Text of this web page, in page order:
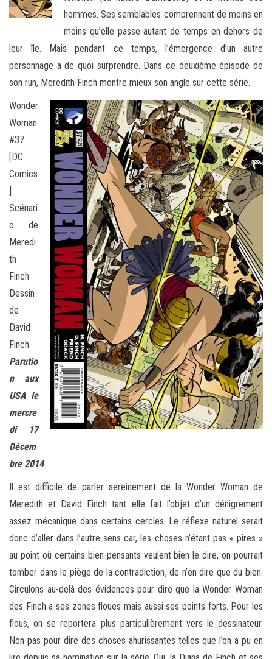
hommes. Ses semblables comprennent de moins en
moins qu’elle passe autant de temps en dehors de
leur île. Mais pendant ce temps, l’émergence d’un autre
personnage a de quoi surprendre. Dans ce deuxième épisode de
son run, Meredith Finch montre mieux son angle sur cette série.
Wonder
Woman
#37
[DC
Comics
]
Scénari
o de
Meredi
th
Finch
Dessin
de
David
Finch
Parutio
n aux
USA le
mercre
di 17
Décem
bre 2014
Il est difficile de parler sereinement de la Wonder Woman de
Meredith et David Finch tant elle fait l’objet d’un dénigrement
assez mécanique dans certains cercles. Le réflexe naturel serait
donc d’aller dans l’autre sens car, les choses n’étant pas « pires »
au point où certains bien-pensants veulent bien le dire, on pourrait
tomber dans le piège de la contradiction, de n’en dire que du bien.
Circulons au-delà des évidences pour dire que la Wonder Woman
des Finch a ses zones floues mais aussi ses points forts. Pour les
flous, on se reportera plus particulièrement vers le dessinateur.
Non pas pour dire des choses ahurissantes telles que l’on a pu en